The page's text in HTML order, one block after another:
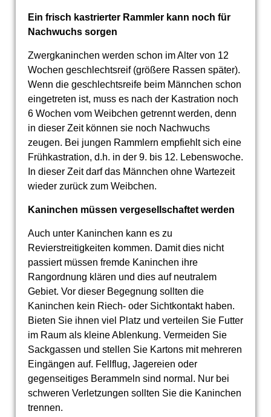
Ein frisch kastrierter Rammler kann noch für
Nachwuchs sorgen
Zwergkaninchen werden schon im Alter von 12
Wochen geschlechtsreif (größere Rassen später).
Wenn die geschlechtsreife beim Männchen schon
eingetreten ist, muss es nach der Kastration noch
6 Wochen vom Weibchen getrennt werden, denn
in dieser Zeit können sie noch Nachwuchs
zeugen. Bei jungen Rammlern empfiehlt sich eine
Frühkastration, d.h. in der 9. bis 12. Lebenswoche.
In dieser Zeit darf das Männchen ohne Wartezeit
wieder zurück zum Weibchen.
Kaninchen müssen vergesellschaftet werden
Auch unter Kaninchen kann es zu
Revierstreitigkeiten kommen. Damit dies nicht
passiert müssen fremde Kaninchen ihre
Rangordnung klären und dies auf neutralem
Gebiet. Vor dieser Begegnung sollten die
Kaninchen kein Riech- oder Sichtkontakt haben.
Bieten Sie ihnen viel Platz und verteilen Sie Futter
im Raum als kleine Ablenkung. Vermeiden Sie
Sackgassen und stellen Sie Kartons mit mehreren
Eingängen auf. Fellflug, Jagereien oder
gegenseitiges Berammeln sind normal. Nur bei
schweren Verletzungen sollten Sie die Kaninchen
trennen.